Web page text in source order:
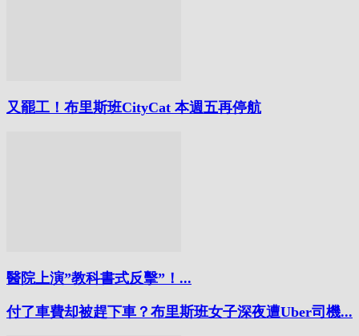
又罷工！布里斯班CityCat 本週五再停航
醫院上演”教科書式反擊”！...
付了車費却被趕下車？布里斯班女子深夜遭Uber司機...